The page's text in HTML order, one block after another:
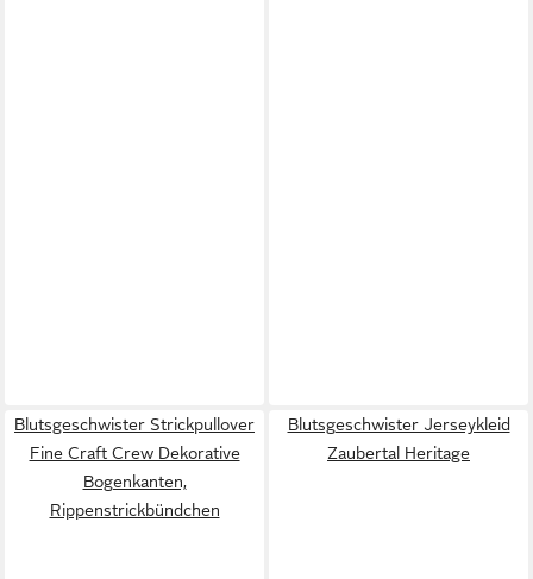
Blutsgeschwister Strickpullover
Fine Craft Crew Dekorative
Bogenkanten,
Rippenstrickbündchen
Blutsgeschwister Jerseykleid
Zaubertal Heritage